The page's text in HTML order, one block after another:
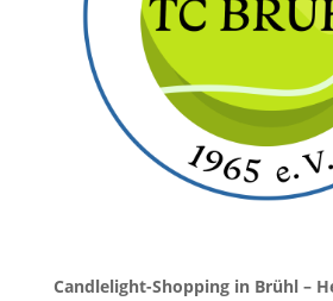
️Candlelight-Shopping in Brühl –